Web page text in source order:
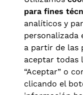
Aviso legal|
para fines
analíticos y
personalizada
a partir de las
aceptar todas
“Aceptar” o
clicando el